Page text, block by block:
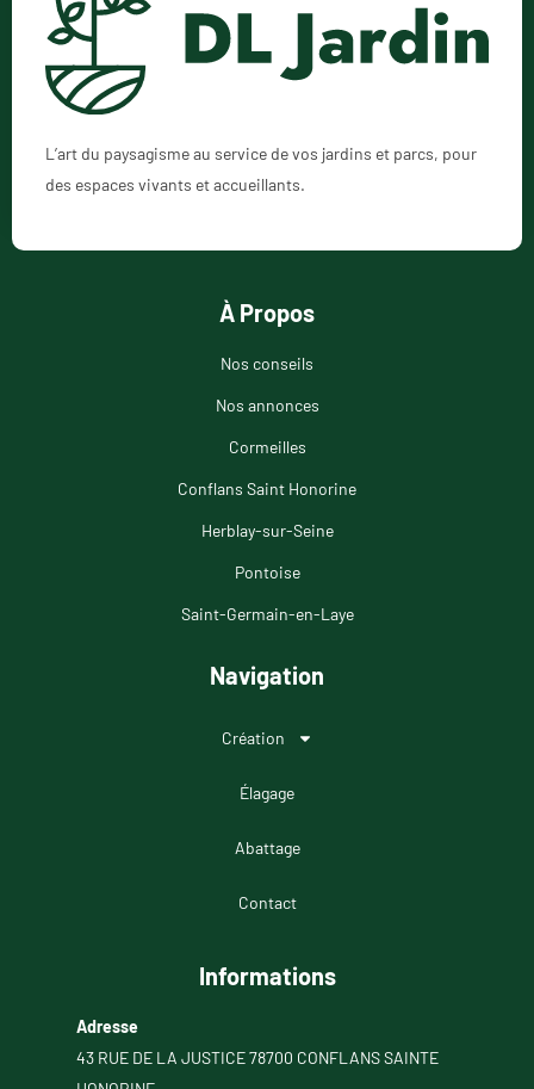
L’art du paysagisme au service de vos jardins et parcs, pour
des espaces vivants et accueillants.
À Propos
Nos conseils
Nos annonces
Cormeilles
Conflans Saint Honorine
Herblay-sur-Seine
Pontoise
Saint-Germain-en-Laye
Navigation
Création
Élagage
Abattage
Contact
Informations
Adresse
43 RUE DE LA JUSTICE 78700 CONFLANS SAINTE